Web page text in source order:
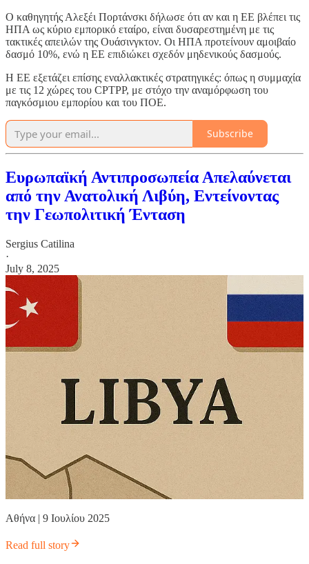
Ο καθηγητής Αλεξέι Πορτάνσκι δήλωσε ότι αν και η ΕΕ βλέπει τις
ΗΠΑ ως κύριο εμπορικό εταίρο, είναι δυσαρεστημένη με τις
τακτικές απειλών της Ουάσινγκτον. Οι ΗΠΑ προτείνουν αμοιβαίο
δασμό 10%, ενώ η ΕΕ επιδιώκει σχεδόν μηδενικούς δασμούς.
Η ΕΕ εξετάζει επίσης εναλλακτικές στρατηγικές: όπως η συμμαχία
με τις 12 χώρες του CPTPP, με στόχο την αναμόρφωση του
παγκόσμιου εμπορίου και του ΠΟΕ.
Subscribe
Ευρωπαϊκή Αντιπροσωπεία Απελαύνεται
από την Ανατολική Λιβύη, Εντείνοντας
την Γεωπολιτική Ένταση
Sergius Catilina
·
July 8, 2025
Αθήνα | 9 Ιουλίου 2025
Read full story